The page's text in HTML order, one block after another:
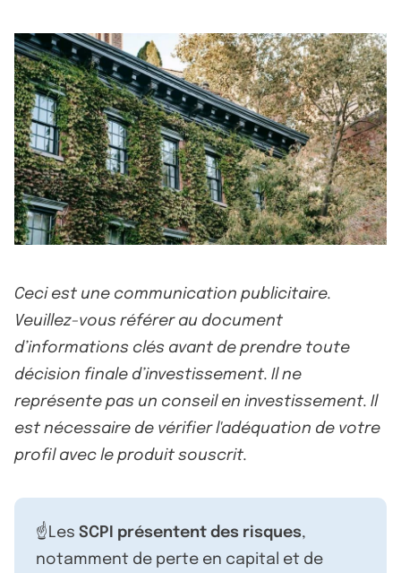
Ceci est une communication publicitaire.
Veuillez-vous référer au document
d’informations clés avant de prendre toute
décision finale d’investissement. Il ne
représente pas un conseil en investissement. Il
est nécessaire de vérifier l'adéquation de votre
profil avec le produit souscrit.
☝️Les SCPI présentent des risques,
notamment de perte en capital et de